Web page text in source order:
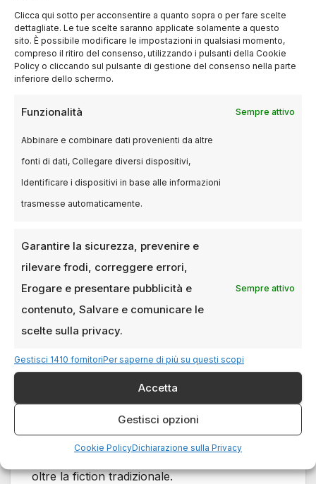
Clicca qui sotto per acconsentire a quanto sopra o per fare scelte
dettagliate. Le tue scelte saranno applicate solamente a questo
sito. È possibile modificare le impostazioni in qualsiasi momento,
compreso il ritiro del consenso, utilizzando i pulsanti della Cookie
Policy o cliccando sul pulsante di gestione del consenso nella parte
inferiore dello schermo.
Funzionalità Sempre attivo
Abbinare e combinare dati provenienti da altre
fonti di dati, Collegare diversi dispositivi,
Identificare i dispositivi in base alle informazioni
trasmesse automaticamente.
Garantire la sicurezza, prevenire e
rilevare frodi, correggere errori,
Erogare e presentare pubblicità e
contenuto, Salvare e comunicare le
scelte sulla privacy.
Sempre attivo
Gestisci 1410 fornitoriPer saperne di più su questi scopi
Accetta
Gestisci opzioni
Cookie PolicyDichiarazione sulla Privacy
Io sono Frankelda
Gli appassionati di animazione potranno invece
scoprireIo sono Frankelda
amplia ulteriormente la varietà dell’offerta
Documentari e
produzioni speciali
Netflix continua a investire con decisione nel
settore documentaristico. Tra le novità di
giugno spiccaMichael Jackson : The Verdict,
docuserie che ripercorre il processo del 2005
esclusive. Si tratta di uno dei documentari più
discussi e attesi del periodo.
dedicati allo sport internazionale, al calcio e ad
altri eventi di rilevanza globale, confermando
una strategia orientata a diversificare l’offerta
oltre la fiction tradizionale.